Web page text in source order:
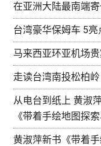
在亚洲大陆最南端
台湾豪华保姆车 5亮
马来西亚环亚机场
走读台湾南投松柏
从电台到纸上 黄淑
《带着手绘地图探
黄淑萍新书《带着